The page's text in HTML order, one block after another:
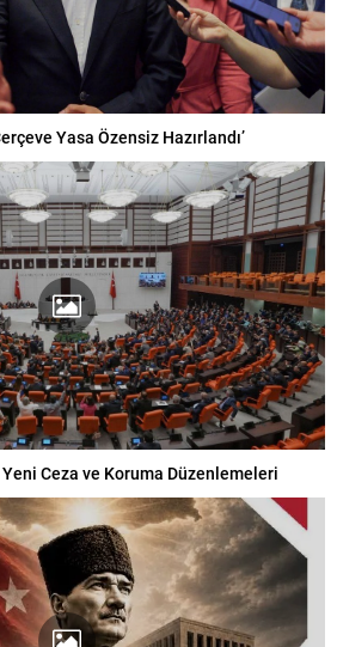
Yasa Özensiz Hazırlandı’
Ceza ve Koruma Düzenlemeleri